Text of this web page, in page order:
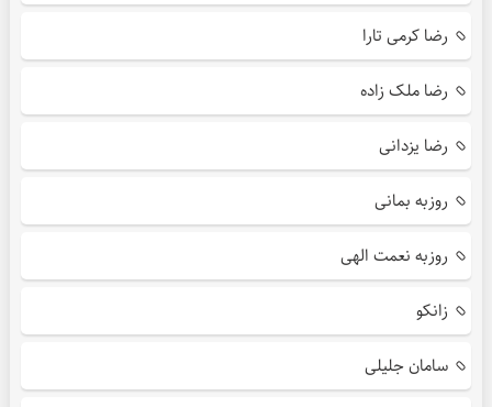
رضا کرمی تارا
رضا ملک زاده
رضا یزدانی
روزبه بمانی
روزبه نعمت الهی
زانکو
سامان جلیلی